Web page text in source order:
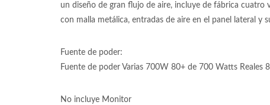
un diseño de gran flujo de aire, incluye de fábrica cuatro
con malla metálica, entradas de aire en el panel lateral
Fuente de poder:
Fuente de poder Varias 700W 80+ de 700 Watts Reales
No incluye Monitor